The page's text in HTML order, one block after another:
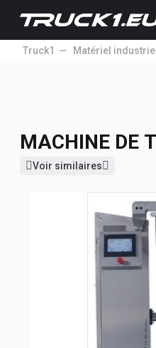
Truck1 Matériel industriel
MACHINE DE
Voir similaires